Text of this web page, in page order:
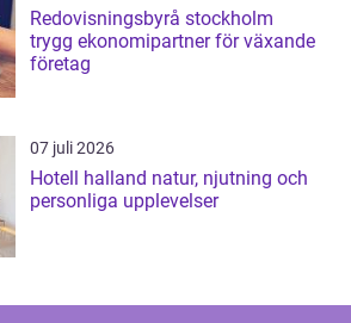
Redovisningsbyrå stockholm
trygg ekonomipartner för växande
företag
07 juli 2026
Hotell halland natur, njutning och
personliga upplevelser